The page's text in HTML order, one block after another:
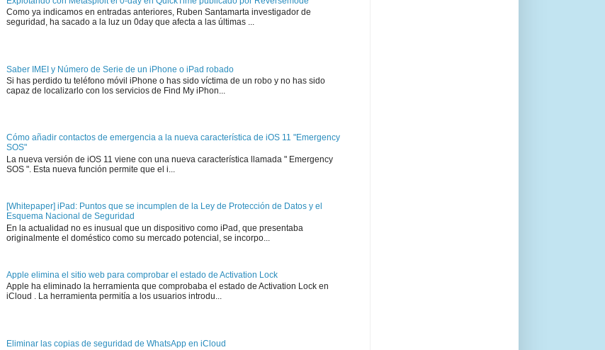
Como ya indicamos en entradas anteriores, Ruben Santamarta investigador de
seguridad, ha sacado a la luz un 0day que afecta a las últimas ...
Saber IMEI y Número de Serie de un iPhone o iPad robado
Si has perdido tu teléfono móvil iPhone o has sido víctima de un robo y no has sido
capaz de localizarlo con los servicios de Find My iPhon...
Cómo añadir contactos de emergencia a la nueva característica de iOS 11 "Emergency
SOS"
La nueva versión de iOS 11 viene con una nueva característica llamada " Emergency
SOS ". Esta nueva función permite que el i...
[Whitepaper] iPad: Puntos que se incumplen de la Ley de Protección de Datos y el
Esquema Nacional de Seguridad
En la actualidad no es inusual que un dispositivo como iPad, que presentaba
originalmente el doméstico como su mercado potencial, se incorpo...
Apple elimina el sitio web para comprobar el estado de Activation Lock
Apple ha eliminado la herramienta que comprobaba el estado de Activation Lock en
iCloud . La herramienta permitía a los usuarios introdu...
Eliminar las copias de seguridad de WhatsApp en iCloud